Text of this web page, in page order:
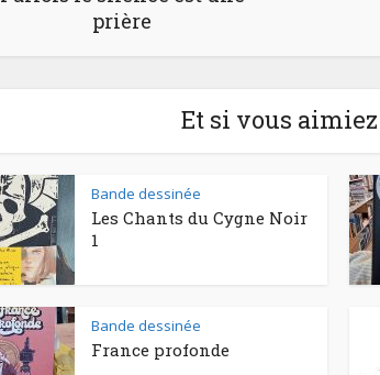
prière
Et si vous
Bande dessinée
Les Chants du Cygne Noir
1
Bande dessinée
France profonde